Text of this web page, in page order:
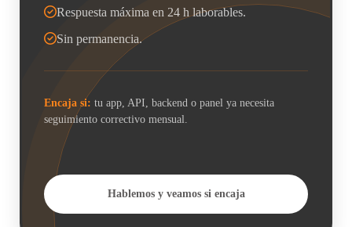
Respuesta máxima en 24 h laborables.
Sin permanencia.
Encaja si: tu app, API, backend o panel ya necesita
seguimiento correctivo mensual.
Hablemos y veamos si encaja